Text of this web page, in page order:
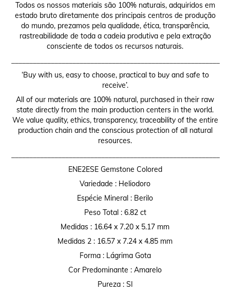
Todos os nossos materiais são 100% naturais, adquiridos em
estado bruto diretamente dos principais centros de produção
do mundo, prezamos pela qualidade, ética, transparência,
rastreabilidade de toda a cadeia produtiva e pela extração
consciente de todos os recursos naturais.
‘Buy with us, easy to choose, practical to buy and safe to
receive’.
All of our materials are 100% natural, purchased in their raw
state directly from the main production centers in the world.
We value quality, ethics, transparency, traceability of the entire
production chain and the conscious protection of all natural
resources.
ENE2ESE Gemstone Colored
Variedade : Heliodoro
Espécie Mineral : Berilo
Peso Total : 6.82 ct
Medidas : 16.64 x 7.20 x 5.17 mm
Medidas 2 : 16.57 x 7.24 x 4.85 mm
Forma : Lágrima Gota
Cor Predominante : Amarelo
Pureza : SI